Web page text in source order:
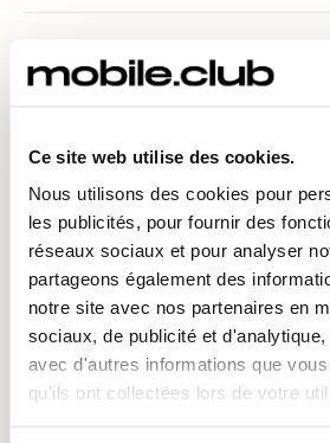
Ce site web utilise des cookies.
Nous utilisons des cookies pour
les publicités, pour fournir des
réseaux sociaux et pour analyser
partageons également des
notre site avec nos partenaires en
sociaux, de publicité et
avec d'autres informations que
qu'ils ont collectées lors de votre
5. Personnalisez vos
destructifs
🎨
Nouveauté appréciable : les
iPhone 16 Pro sontnon
pouvez :
Appliquer un style (naturel,
directement pendant la prise
Modifier ou retirer ce style
l’original.